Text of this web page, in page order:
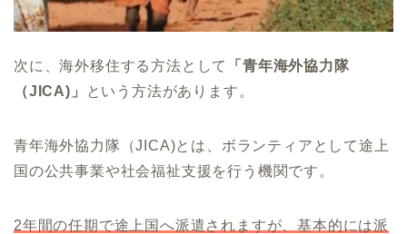
次に、海外移住する方法として
「青年海外協力隊
（JICA)」
という方法があります。
青年海外協力隊（JICA)とは、ボランティアとして途上
国の公共事業や社会福祉支援を行う機関です。
2年間の任期で途上国へ派遣されますが、基本的には派